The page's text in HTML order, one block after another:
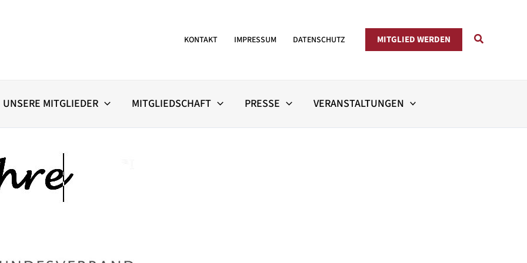
KONTAKT IMPRESSUM DATENSCHUTZ MITGLIED WERDEN Suchen
UNSERE MITGLIEDER MITGLIEDSCHAFT PRESSE VERANSTALTUNGEN